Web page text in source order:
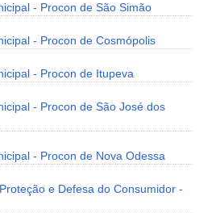
- Procon de São Simão
- Procon de Cosmópolis
- Procon de Itupeva
- Procon de São José dos
- Procon de Nova Odessa
e Defesa do Consumidor -